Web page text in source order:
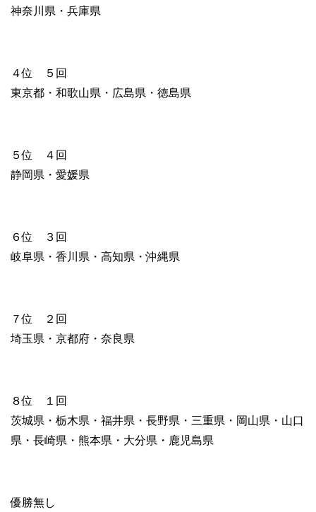
神奈川県・兵庫県
４位 ５回
東京都・和歌山県・広島県・徳島県
５位 ４回
静岡県・愛媛県
６位 ３回
岐阜県・香川県・高知県・沖縄県
７位 ２回
埼玉県・京都府・奈良県
８位 １回
茨城県・栃木県・福井県・長野県・三重県・岡山県・山口
県・長崎県・熊本県・大分県・鹿児島県
優勝無し